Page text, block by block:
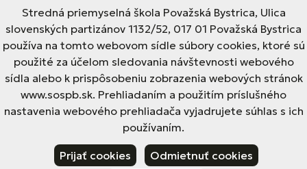
Stredná priemyselná škola Považská Bystrica, Ulica
slovenských partizánov 1132/52, 017 01 Považská Bystrica
používa na tomto webovom sídle súbory cookies, ktoré sú
použité za účelom sledovania návštevnosti webového
sídla alebo k prispôsobeniu zobrazenia webových stránok
www.sospb.sk. Prehliadaním a použitím príslušného
nastavenia webového prehliadača vyjadrujete súhlas s ich
používaním.
Prijať cookies
Odmietnuť cookies